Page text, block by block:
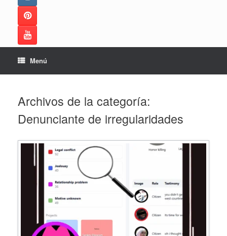
Menú
Archivos de la categoría:
Denunciante de irregularidades